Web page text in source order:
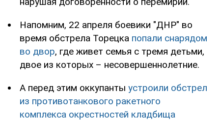
Напомним, 22 апреля боевики "ДНР" во
время обстрела Торецка попали снарядом
во двор, где живет семья с тремя детьми,
двое из которых – несовершеннолетние.
А перед этим оккупанты устроили обстрел
из противотанкового ракетного
комплекса окрестностей кладбища